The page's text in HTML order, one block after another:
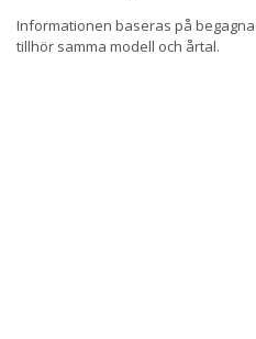
Informationen baseras på
tillhör samma modell och årtal.